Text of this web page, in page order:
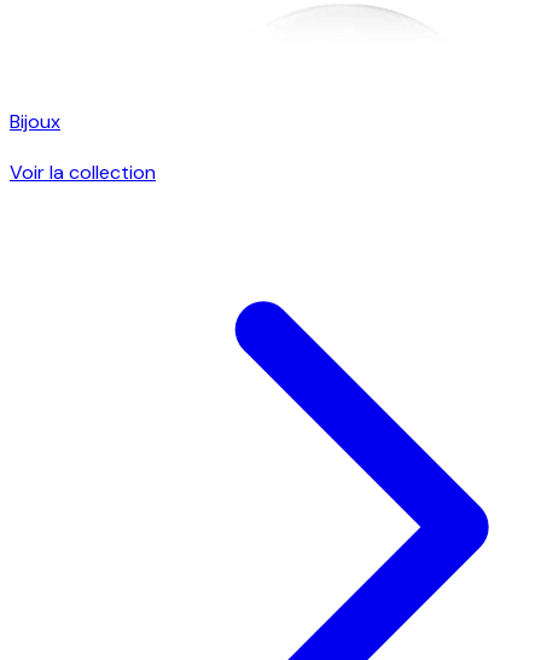
Bijoux
Voir la collection